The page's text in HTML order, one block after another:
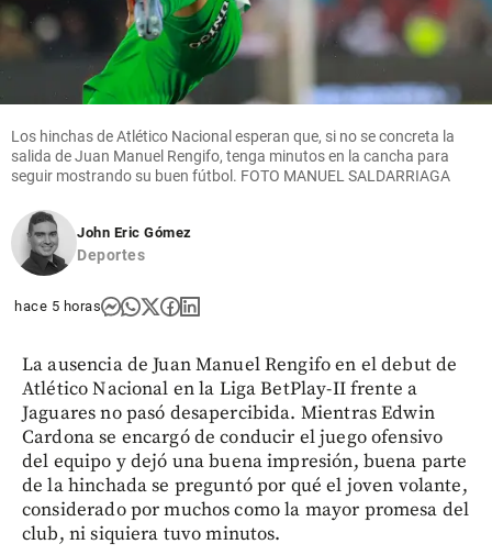
Los hinchas de Atlético Nacional esperan que, si no se concreta la
salida de Juan Manuel Rengifo, tenga minutos en la cancha para
seguir mostrando su buen fútbol. FOTO MANUEL SALDARRIAGA
John Eric Gómez
Deportes
hace 5 horas
La ausencia de Juan Manuel Rengifo en el debut de
Atlético Nacional en la Liga BetPlay-II frente a
Jaguares no pasó desapercibida. Mientras Edwin
Cardona se encargó de conducir el juego ofensivo
del equipo y dejó una buena impresión, buena parte
de la hinchada se preguntó por qué el joven volante,
considerado por muchos como la mayor promesa del
club, ni siquiera tuvo minutos.